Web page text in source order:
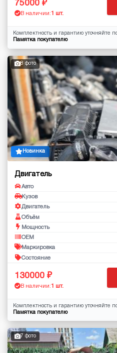
75000
В наличии: 1 шт.
Комплектность и гарантию уточняйте
Памятка покупателю
8 фото
Новинка
Двигатель
Авто
Кузов
Двигатель
Объём
Мощность
OEM
Маркировка
Состояние
130000
В наличии: 1 шт.
Комплектность и гарантию уточняйте
Памятка покупателю
7 фото